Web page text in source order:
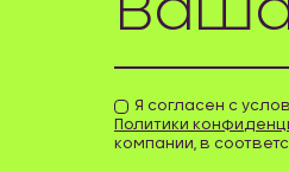
Я согласен с
Политики
компании, в